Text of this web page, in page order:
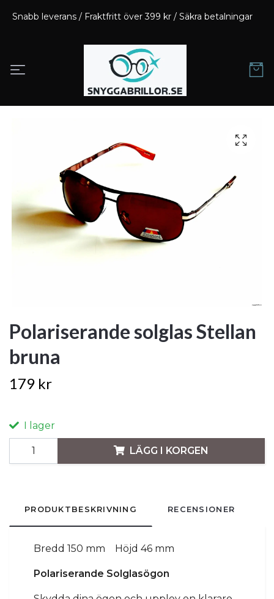
Snabb leverans / Fraktfritt över 399 kr / Säkra betalningar
Polariserande solglas Stellan
bruna
179 kr
I lager
LÄGG I KORGEN
PRODUKTBESKRIVNING RECENSIONER
Bredd 150 mm Höjd 46 mm
Polariserande Solglasögon